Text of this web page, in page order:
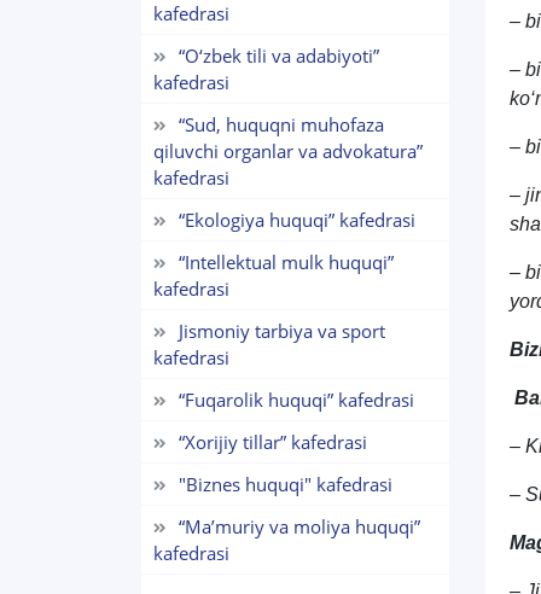
kafedrasi
“O‘zbek tili va adabiyoti”
kafedrasi
“Sud, huquqni muhofaza
qiluvchi organlar va advokatura”
kafedrasi
“Ekologiya huquqi” kafedrasi
“Intellektual mulk huquqi”
kafedrasi
Jismoniy tarbiya va sport
kafedrasi
“Fuqarolik huquqi” kafedrasi
“Xorijiy tillar” kafedrasi
"Biznes huquqi" kafedrasi
“Maʼmuriy va moliya huquqi”
kafedrasi
–
–
–
–
–
–
–